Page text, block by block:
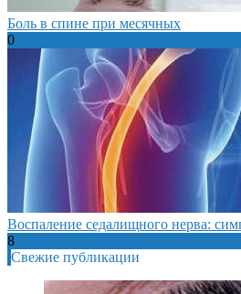
Боль в спине при месячных
0
Воспаление седалищного нерва:
8
Свежие публикации